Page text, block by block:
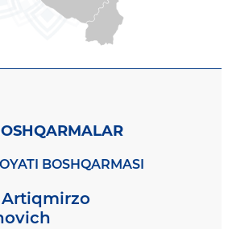
BOSHQARMASI